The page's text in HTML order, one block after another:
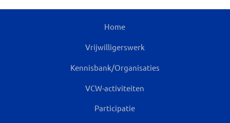
Home
Vrijwilligerswerk
Kennisbank/Organisaties
VCW-activiteiten
Participatie